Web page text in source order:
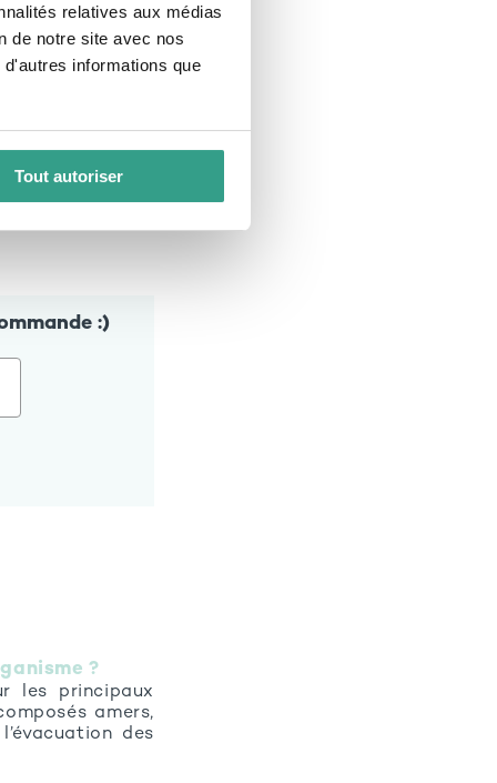
relatives aux médias
de notre site avec nos
informations que
Tout autoriser
minéraux
:)
?
les principaux
amers,
des